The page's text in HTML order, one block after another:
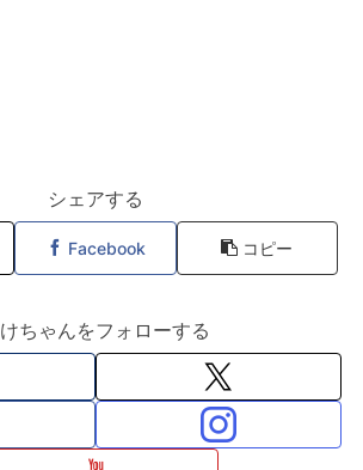
シェアする
Facebook コピー
ちゃんをフォローする